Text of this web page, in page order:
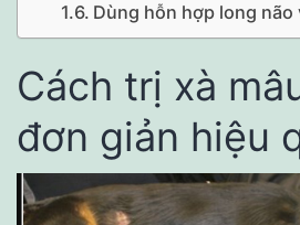
Dùng hỗn hợp long não
Cách trị xà
đơn giản hiệu